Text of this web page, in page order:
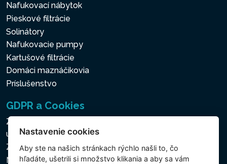
Nafukovací nábytok
Pieskové filtrácie
Solinátory
Nafukovacie pumpy
Kartušové filtrácie
Domáci maznáčikovia
Príslušenstvo
GDPR a Cookies
Zásady ochrany osobných a ďalších spracovávaných
údajov
Zásady používania súborov cookies
Nastavenie cookies
Nastavenie cookies
Aby ste na našich stránkach rýchlo našli to, čo
hľadáte, ušetrili si množstvo klikania a aby sa vám